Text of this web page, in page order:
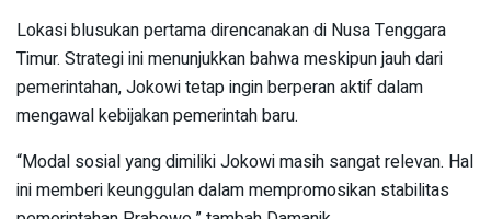
Lokasi blusukan pertama direncanakan di Nusa Tenggara
Timur. Strategi ini menunjukkan bahwa meskipun jauh dari
pemerintahan, Jokowi tetap ingin berperan aktif dalam
mengawal kebijakan pemerintah baru.
“Modal sosial yang dimiliki Jokowi masih sangat relevan. Hal
ini memberi keunggulan dalam mempromosikan stabilitas